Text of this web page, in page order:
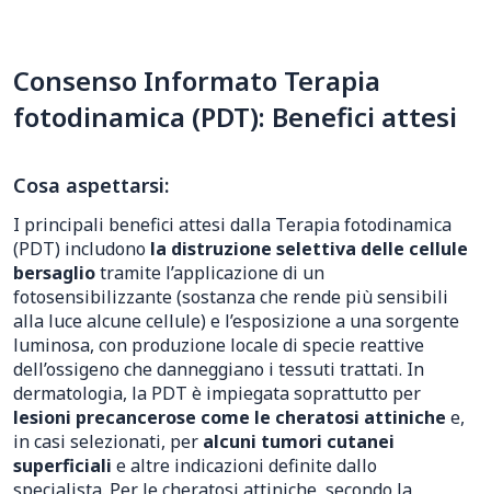
Consenso Informato Terapia
fotodinamica (PDT): Benefici attesi
Cosa aspettarsi:
I principali benefici attesi dalla Terapia fotodinamica
(PDT) includono la distruzione selettiva delle cellule
bersagliotramite l’applicazione di un
fotosensibilizzante (sostanza che rende più sensibili
alla luce alcune cellule) e l’esposizione a una sorgente
luminosa, con produzione locale di specie reattive
dell’ossigeno che danneggiano i tessuti trattati. In
dermatologia, la PDT è impiegata soprattutto per
lesioni precancerose come le cheratosi attiniche e,
in casi selezionati, per alcuni tumori cutanei
superficiali e altre indicazioni definite dallo